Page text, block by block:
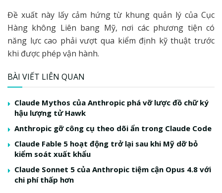
Đề xuất này lấy cảm hứng từ khung quản lý của Cục
Hàng không Liên bang Mỹ, nơi các phương tiện có
năng lực cao phải vượt qua kiểm định kỹ thuật trước
khi được phép vận hành.
BÀI VIẾT LIÊN QUAN
Claude Mythos của Anthropic phá vỡ lược đồ chữ ký
hậu lượng tử Hawk
Anthropic gỡ công cụ theo dõi ẩn trong Claude Code
Claude Fable 5 hoạt động trở lại sau khi Mỹ dỡ bỏ
kiểm soát xuất khẩu
Claude Sonnet 5 của Anthropic tiệm cận Opus 4.8 với
chi phí thấp hơn